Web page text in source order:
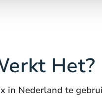
Het?
in Nederland te